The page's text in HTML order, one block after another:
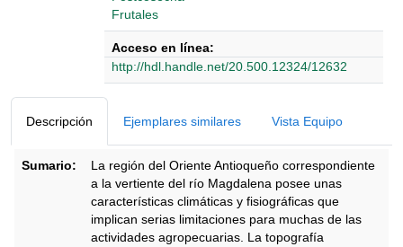
Frutales
Acceso en línea:
http://hdl.handle.net/20.500.12324/12632
Descripción Ejemplares similares Vista Equipo
Sumario:
La región del Oriente Antioqueño correspondiente
a la vertiente del río Magdalena posee unas
características climáticas y fisiográficas que
implican serias limitaciones para muchas de las
actividades agropecuarias. La topografía